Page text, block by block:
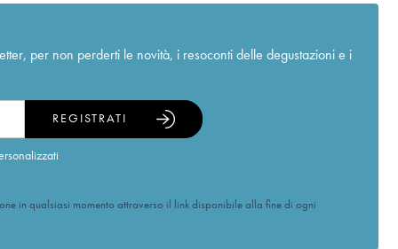
per non perderti le novità, i resoconti delle degustazioni e i
REGISTRATI
in qualsiasi momento attraverso il link disponibile alla fine di ogni